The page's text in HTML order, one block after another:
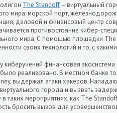
The Standoff – виртуальный
мира: морской порт,
деловой и финансовый центр
противостояние кибер-
мира. С помощью площадки The
своих технологий и то, с
киберучений финансовая
реализовано. В местном банке
выдержал атаки хакеров.
города и вызвать
в таких мероприятиях, как The
бросить вызов для